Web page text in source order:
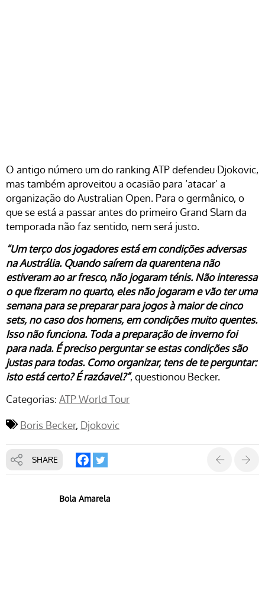
O antigo número um do ranking ATP defendeu Djokovic,
mas também aproveitou a ocasião para ‘atacar’ a
organização do Australian Open. Para o germânico, o
que se está a passar antes do primeiro Grand Slam da
temporada não faz sentido, nem será justo.
“Um terço dos jogadores está em condições adversas
na Austrália. Quando saírem da quarentena não
estiveram ao ar fresco, não jogaram ténis. Não interessa
o que fizeram no quarto, eles não jogaram e vão ter uma
semana para se preparar para jogos à maior de cinco
sets, no caso dos homens, em condições muito quentes.
Isso não funciona. Toda a preparação de inverno foi
para nada. É preciso perguntar se estas condições são
justas para todas. Como organizar, tens de te perguntar:
isto está certo? É razóavel?”, questionou Becker.
Categorias: ATP World Tour
Boris Becker Djokovic
SHARE
Bola Amarela